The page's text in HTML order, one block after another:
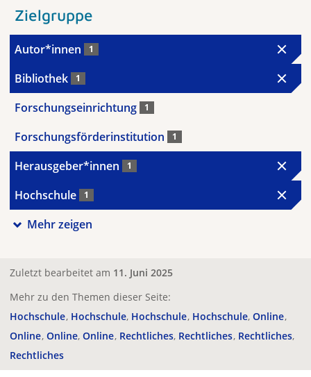
Zielgruppe
Autor*innen 1
Bibliothek 1
Forschungseinrichtung 1
Forschungsförderinstitution 1
Herausgeber*innen 1
Hochschule 1
Mehr zeigen
Zuletzt bearbeitet am 11. Juni 2025
Mehr zu den Themen dieser Seite:
Hochschule Hochschule Hochschule Hochschule Online
Online Online Online Rechtliches Rechtliches Rechtliches
Rechtliches